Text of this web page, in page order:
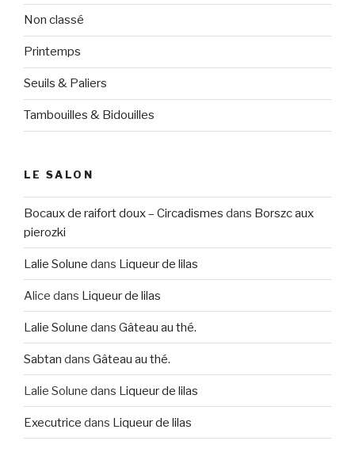
Non classé
Printemps
Seuils & Paliers
Tambouilles & Bidouilles
LE SALON
Bocaux de raifort doux – Circadismes dans Borszc aux
pierozki
Lalie Solune dans Liqueur de lilas
Alice dans Liqueur de lilas
Lalie Solune dans Gâteau au thé.
Sabtan dans Gâteau au thé.
Lalie Solune dans Liqueur de lilas
Executrice dans Liqueur de lilas